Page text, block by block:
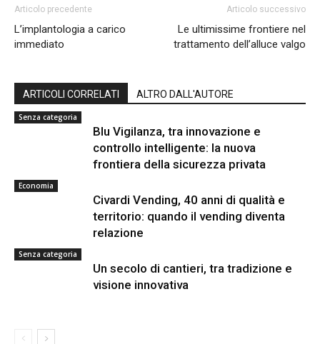
Articolo precedente
L’implantologia a carico
immediato
Articolo successivo
Le ultimissime frontiere nel
trattamento dell’alluce valgo
ARTICOLI CORRELATI ALTRO DALL'AUTORE
Senza categoria
Blu Vigilanza, tra innovazione e
controllo intelligente: la nuova
frontiera della sicurezza privata
Economia
Civardi Vending, 40 anni di qualità e
territorio: quando il vending diventa
relazione
Senza categoria
Un secolo di cantieri, tra tradizione e
visione innovativa